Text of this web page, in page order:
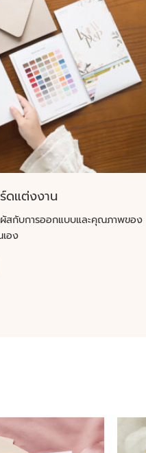
ดแต่งงาน
สกับการออกแบบและคุณภาพของ
อง